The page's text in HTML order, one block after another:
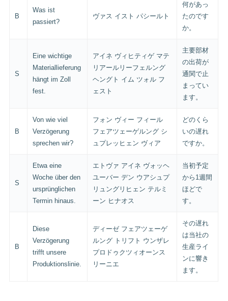
B
Was ist
passiert?
ヴァス イスト パシールト
何があっ
たのです
か。
S
Eine wichtige
Materiallieferung
hängt im Zoll
fest.
アイネ ヴィヒティゲ マテ
リアールリーフェルング
ヘングト イム ツォル フ
ェスト
主要部材
の出荷が
通関で止
まってい
ます。
B
Von wie viel
Verzögerung
sprechen wir?
フォン ヴィー フィール
フェアツェーゲルング シ
ュプレッヒェン ヴィア
どのくら
いの遅れ
ですか。
S
Etwa eine
Woche über den
ursprünglichen
Termin hinaus.
エトヴァ アイネ ヴォッヘ
ユーバー デン ウアシュプ
リュングリヒェン テルミ
ーン ヒナオス
当初予定
から1週間
ほどで
す。
B
Diese
Verzögerung
trifft unsere
Produktionslinie.
ディーゼ フェアツェーゲ
ルング トリフト ウンザレ
プロドゥクツィオーンス
リーニエ
その遅れ
は当社の
生産ライ
ンに響き
ます。